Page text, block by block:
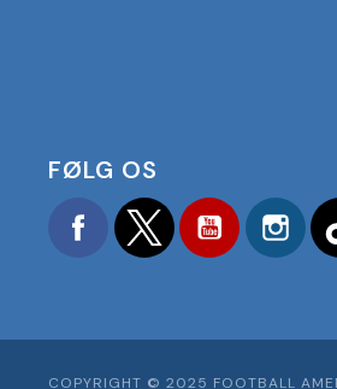
FØLG OS
FacebookTwitter YouTube
COPYRIGHT © 2025 FOOTBALL